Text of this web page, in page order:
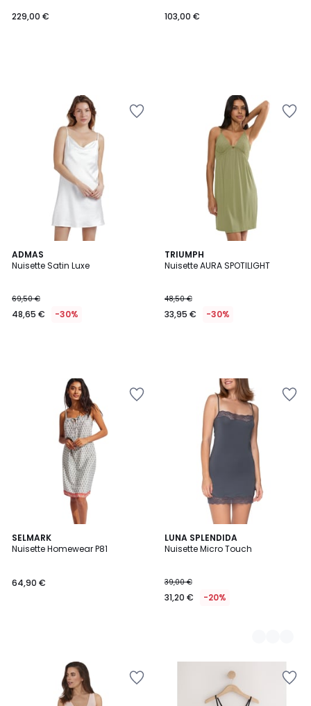
229,00 €
103,00 €
ADMAS
Nuisette Satin Luxe
69,50 €
48,65 € -30%
TRIUMPH
Nuisette AURA SPOTILIGHT
48,50 €
33,95 € -30%
SELMARK
Nuisette Homewear P81
64,90 €
LUNA SPLENDIDA
Nuisette Micro Touch
39,00 €
31,20 € -20%
2
Couleurs